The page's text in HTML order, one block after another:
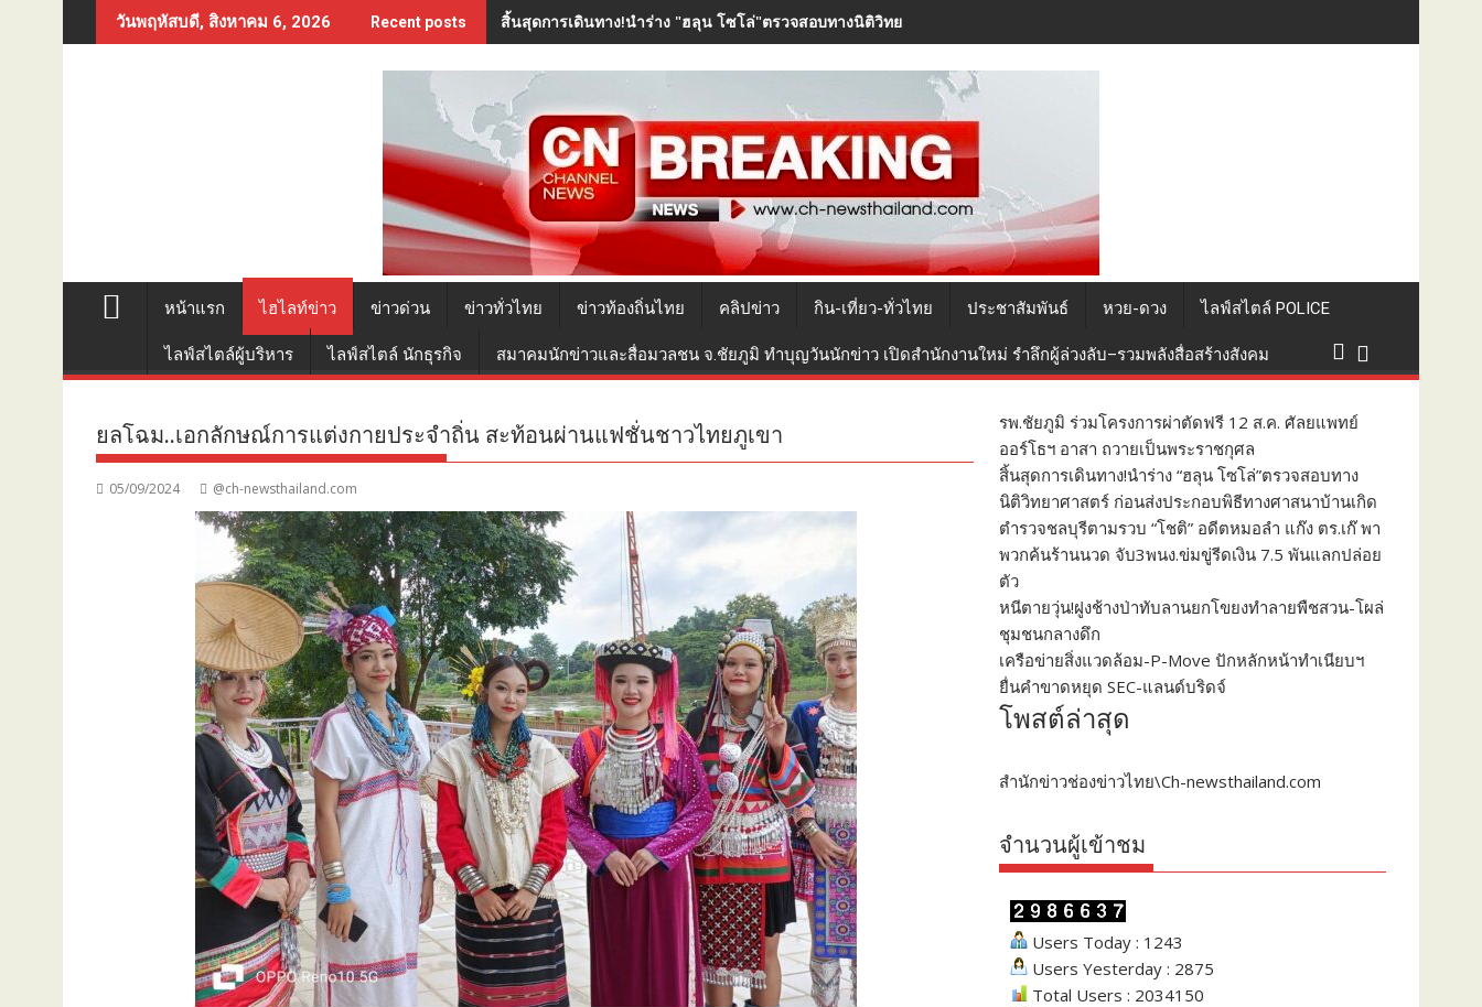
to
วันพฤหัสบดี, สิงหาคม 6, 2026 Recent posts สิ้นสุดการเดินทาง!นำร่าง "ฮลุน โซโล่"ตรวจสอบทางนิติวิทยาศาสตร์ ก่อนส่งประกอบพิธีทางศาสนาบ้านเกิด
หน้าแรก ไฮไลท์ข่าว ข่าวด่วน ข่าวทั่วไทย ข่าวท้องถิ่นไทย คลิปข่าว กิน-เที่ยว-ทั่วไทย ประชาสัมพันธ์ หวย-ดวง ไลฟ์สไตล์ POLICE
ไลฟ์สไตล์ผู้บริหาร ไลฟ์สไตล์ นักธุรกิจ สมาคมนักข่าวและสื่อมวลชน จ.ชัยภูมิ ทำบุญวันนักข่าว เปิดสำนักงานใหม่ รำลึกผู้ล่วงลับ–รวมพลังสื่อสร้างสังคม
ยลโฉม..เอกลักษณ์การแต่งกายประจำถิ่น สะท้อนผ่านแฟชั่นชาวไทยภูเขา
05/09/2024 @ch-newsthailand.com
รพ.ชัยภูมิ ร่วมโครงการผ่าตัดฟรี 12 ส.ค. ศัลยแพทย์
ออร์โธฯ อาสา ถวายเป็นพระราชกุศล
สิ้นสุดการเดินทาง!นำร่าง “ฮลุน โซโล่”ตรวจสอบทาง
นิติวิทยาศาสตร์ ก่อนส่งประกอบพิธีทางศาสนาบ้านเกิด
ตำรวจชลบุรีตามรวบ “โชติ” อดีตหมอลำ แก๊ง ตร.เก๊ พา
พวกค้นร้านนวด จับ3พนง.ข่มขู่รีดเงิน 7.5 พันแลกปล่อย
ตัว
หนีตายวุ่น!ฝูงช้างป่าทับลานยกโขยงทำลายพืชสวน-โผล่
ชุมชนกลางดึก
เครือข่ายสิ่งแวดล้อม-P-Move ปักหลักหน้าทำเนียบฯ
ยื่นคำขาดหยุด SEC-แลนด์บริดจ์
โพสต์ล่าสุด
สำนักข่าวช่องข่าวไทย\Ch-newsthailand.com
จำนวนผู้เข้าชม
Users Today : 1243
Users Yesterday : 2875
Total Users : 2034150